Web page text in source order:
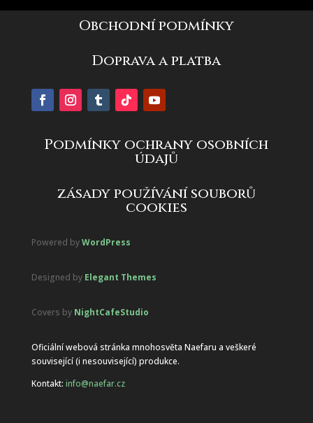
Obchodní podmínky
Doprava a platba
Podmínky ochrany osobních
údajů
zásady používání souborů
cookies
Powered byWordPress
Designed by Elegant Themes
Covers by NightCafeStudio
Oficiální webová stránka mnohosvěta Naefaru a veškeré
související (i nesouvisející) produkce.
Kontakt: info@naefar.cz